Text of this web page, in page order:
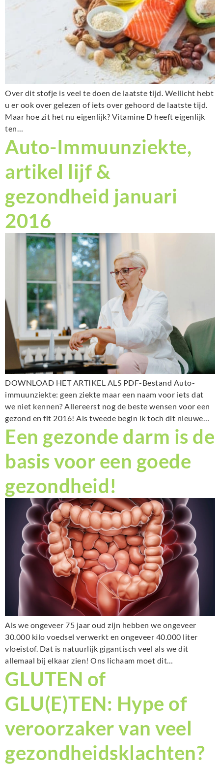
Over dit stofje is veel te doen de laatste tijd. Wellicht hebt
u er ook over gelezen of iets over gehoord de laatste tijd.
Maar hoe zit het nu eigenlijk? Vitamine D heeft eigenlijk
ten…
Auto-Immuunziekte,
artikel lijf &
gezondheid januari
2016
DOWNLOAD HET ARTIKEL ALS PDF-Bestand Auto-
immuunziekte: geen ziekte maar een naam voor iets dat
we niet kennen? Allereerst nog de beste wensen voor een
gezond en fit 2016! Als tweede begin ik toch dit nieuwe…
Een gezonde darm is de
basis voor een goede
gezondheid!
Als we ongeveer 75 jaar oud zijn hebben we ongeveer
30.000 kilo voedsel verwerkt en ongeveer 40.000 liter
vloeistof. Dat is natuurlijk gigantisch veel als we dit
allemaal bij elkaar zien! Ons lichaam moet dit…
GLUTEN of
GLU(E)TEN: Hype of
veroorzaker van veel
gezondheidsklachten?